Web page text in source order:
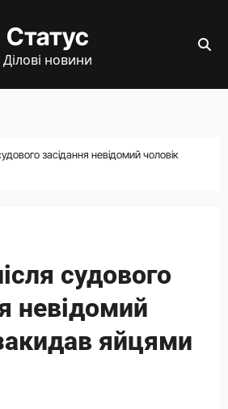
Статус
Ділові новини
засідання невідомий чоловік
судового
невідомий
яйцями